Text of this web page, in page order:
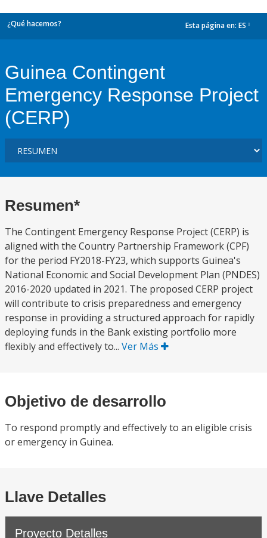
¿Qué hacemos? Esta página en: ES
Guinea Contingent
Emergency Response Project
(CERP)
Resumen*
The Contingent Emergency Response Project (CERP) is
aligned with the Country Partnership Framework (CPF)
for the period FY2018-FY23, which supports Guinea's
National Economic and Social Development Plan (PNDES)
2016-2020 updated in 2021. The proposed CERP project
will contribute to crisis preparedness and emergency
response in providing a structured approach for rapidly
deploying funds in the Bank existing portfolio more
flexibly and effectively to... Ver Más
Objetivo de desarrollo
To respond promptly and effectively to an eligible crisis
or emergency in Guinea.
Llave Detalles
Proyecto Detalles